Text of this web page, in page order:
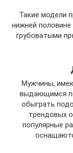
Такие модели
нижней
грубоватыми
Мужчины,
выдающимся
обыграть
трендовых
популярные